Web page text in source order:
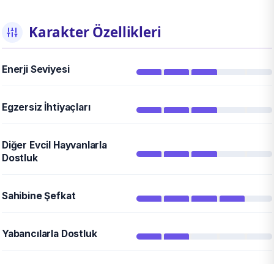
Karakter Özellikleri
Enerji Seviyesi
Egzersiz İhtiyaçları
Diğer Evcil Hayvanlarla
Dostluk
Sahibine Şefkat
Yabancılarla Dostluk